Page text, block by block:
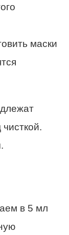
маски
в 5 мл